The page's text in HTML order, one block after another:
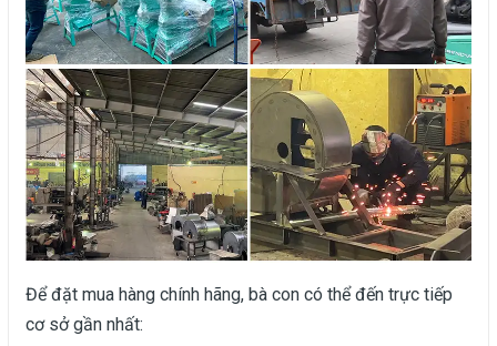
Để đặt mua hàng chính hãng, bà con có thể đến trực tiếp
cơ sở gần nhất: